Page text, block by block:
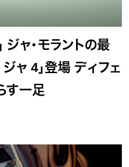
ジャ・モラントの最
ャ 4」登場 ディフェ
す一足